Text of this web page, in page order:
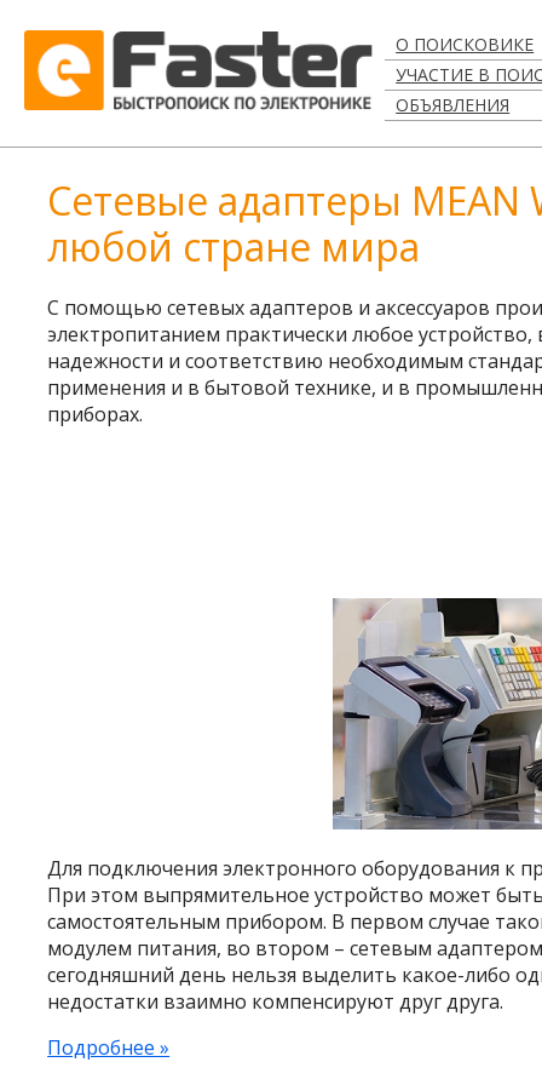
О ПОИСКОВИКЕ
УЧАСТИЕ В
ОБЪЯВЛЕНИЯ
Сетевые адаптеры MEAN
любой стране мира
С помощью сетевых адаптеров и аксессуаров
электропитанием практически любое
надежности и соответствию необходимым
применения и в бытовой технике, и в
приборах.
Для подключения электронного оборудования к
При этом выпрямительное устройство может
самостоятельным прибором. В первом случае
модулем питания, во втором – сетевым
сегодняшний день нельзя выделить какое-либо
недостатки взаимно компенсируют друг друга.
Подробнее »